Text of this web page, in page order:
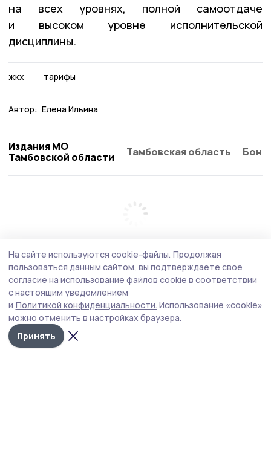
на всех уровнях, полной самоотдаче
и высоком уровне исполнительской
дисциплины.
жкх тарифы
Автор: Елена Ильина
Издания МО
Тамбовской области
Тамбовская область
На сайте используются cookie-файлы. Продолжая
пользоваться данным сайтом, вы подтверждаете свое
согласие на использование файлов cookie в соответствии
с настоящим уведомлением
и Политикой конфиденциальности. Использование «cookie»
можно отменить в настройках браузера.
Принять